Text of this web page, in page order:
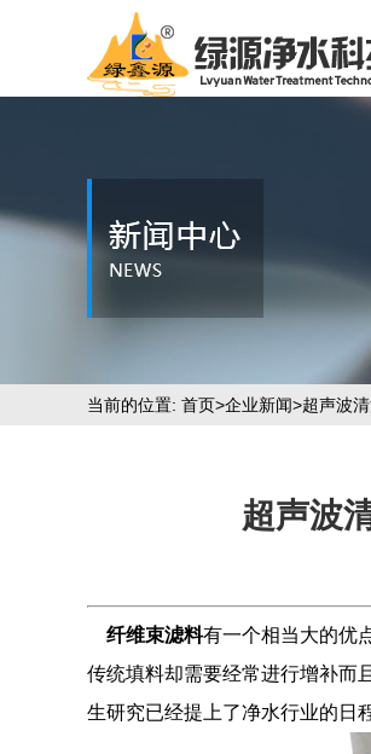
当前的位置: 首页>企业新闻>超声波
超声波
纤维束滤料有一个相当大的优
传统填料却需要经常进行增补而
生研究已经提上了净水行业的日